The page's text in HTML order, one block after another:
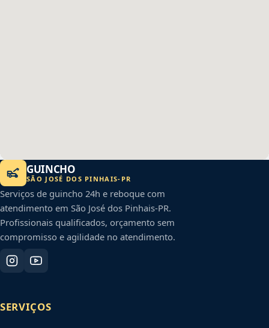
GUINCHO
SÃO JOSÉ DOS PINHAIS- PR
Serviços de guincho 24h e reboque com
atendimento em São José dos Pinhais-PR.
Profissionais qualificados, orçamento sem
compromisso e agilidade no atendimento.
SERVIÇOS